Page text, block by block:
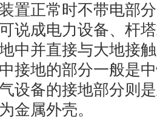
置正常时不带电部
说成电力设备、杆
中并直接与大地接
接地的部分一般是
设备的接地部分则
金属外壳。